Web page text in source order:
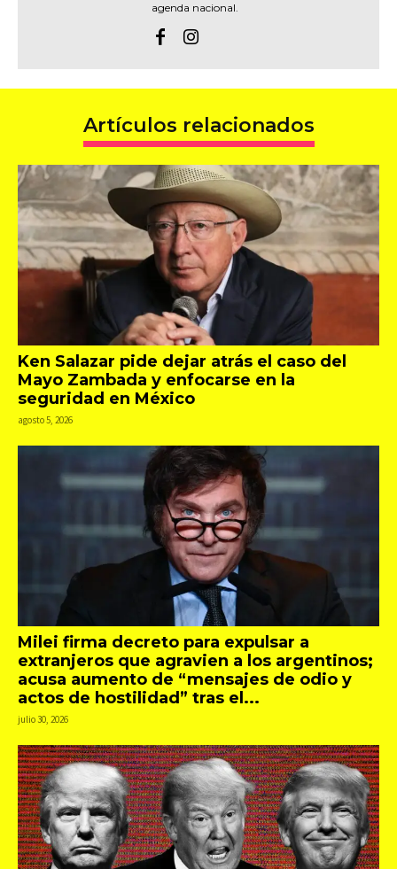
agenda nacional.
Artículos relacionados
Ken Salazar pide dejar atrás el caso del
Mayo Zambada y enfocarse en la
seguridad en México
agosto 5, 2026
Milei firma decreto para expulsar a
extranjeros que agravien a los argentinos;
acusa aumento de “mensajes de odio y
actos de hostilidad” tras el...
julio 30, 2026